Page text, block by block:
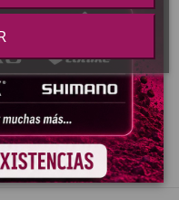
BOOST
175MM
32D 11-
50D
Añadir al carrito